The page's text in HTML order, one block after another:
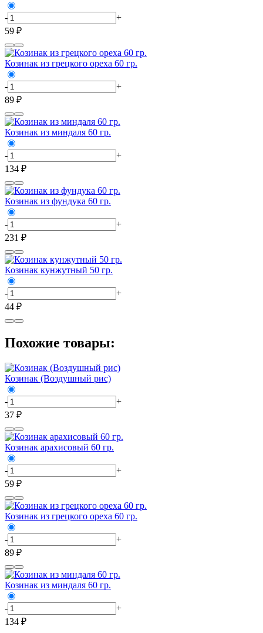
-
+
59 ₽
Козинак из грецкого ореха 60 гр.
-
+
89 ₽
Козинак из миндаля 60 гр.
-
+
134 ₽
Козинак из фундука 60 гр.
-
+
231 ₽
Козинак кунжутный 50 гр.
-
+
44 ₽
Похожие товары:
Козинак (Воздушный рис)
-
+
37 ₽
Козинак арахисовый 60 гр.
-
+
59 ₽
Козинак из грецкого ореха 60 гр.
-
+
89 ₽
Козинак из миндаля 60 гр.
-
+
134 ₽